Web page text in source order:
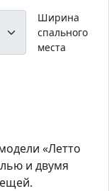
Ширина
спального
места
«Летто
и двумя